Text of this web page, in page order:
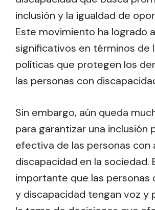
inclusión y la igualdad de
Este movimiento ha logrado
significativos en términos de
políticas que protegen los
las personas con
Sin embargo, aún queda
para garantizar una inclusión
efectiva de las personas con
discapacidad en la sociedad.
importante que las personas
y discapacidad tengan voz y